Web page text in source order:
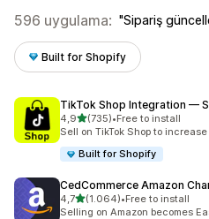
596 uygulama: Sipariş
Built for Shopify
TikTok Shop Integration —
4,95 yıldız üzerinden
(735)
toplam 735 değerlendirme
•Free to install
Sell on TikTok Shop to
Built for Shopify
CedCommerce Amazon
4,75 yıldız üzerinden
(1.064)
toplam 1064 değerlendirme
•Free to install
Selling on Amazon becomes